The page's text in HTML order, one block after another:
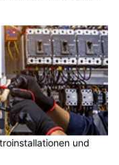
und